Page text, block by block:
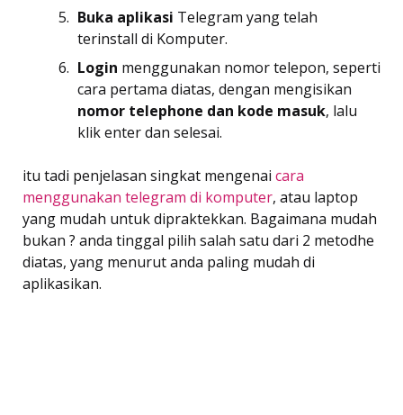
Buka aplikasi Telegram yang telah
terinstall di Komputer.
Login menggunakan nomor telepon, seperti
cara pertama diatas, dengan mengisikan
nomor telephone dan kode masuk, lalu
klik enter dan selesai.
itu tadi penjelasan singkat mengenai cara
menggunakan telegram di komputer, atau laptop
yang mudah untuk dipraktekkan. Bagaimana mudah
bukan ? anda tinggal pilih salah satu dari 2 metodhe
diatas, yang menurut anda paling mudah di
aplikasikan.